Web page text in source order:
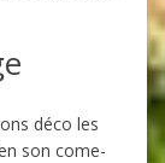
déco les
son come-